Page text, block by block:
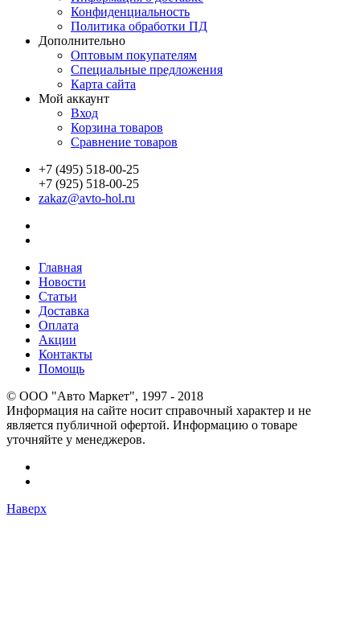
Конфиденциальность
Политика обработки ПД
Дополнительно
Оптовым покупателям
Специальные предложения
Карта сайта
Мой аккаунт
Вход
Корзина товаров
Сравнение товаров
+7 (495) 518-00-25
+7 (925) 518-00-25
zakaz@avto-hol.ru
Главная
Новости
Статьи
Доставка
Оплата
Акции
Контакты
Помощь
© OOO "Авто Маркет", 1997 - 2018
Информация на сайте носит справочный характер и не
является публичной офертой. Информацию о товаре
уточняйте у менеджеров.
Наверх